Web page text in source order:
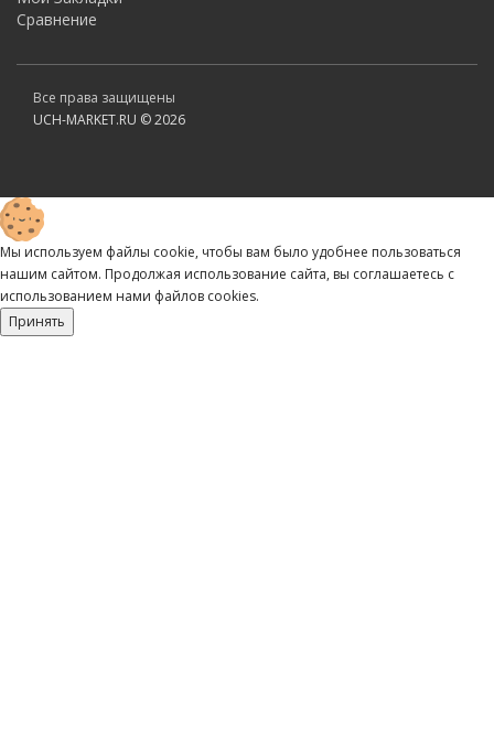
Сравнение
Все права защищены
UCH-MARKET.RU © 2026
Мы используем файлы cookie, чтобы вам было удобнее пользоваться
нашим сайтом. Продолжая использование сайта, вы соглашаетесь c
использованием нами файлов cookies.
Принять